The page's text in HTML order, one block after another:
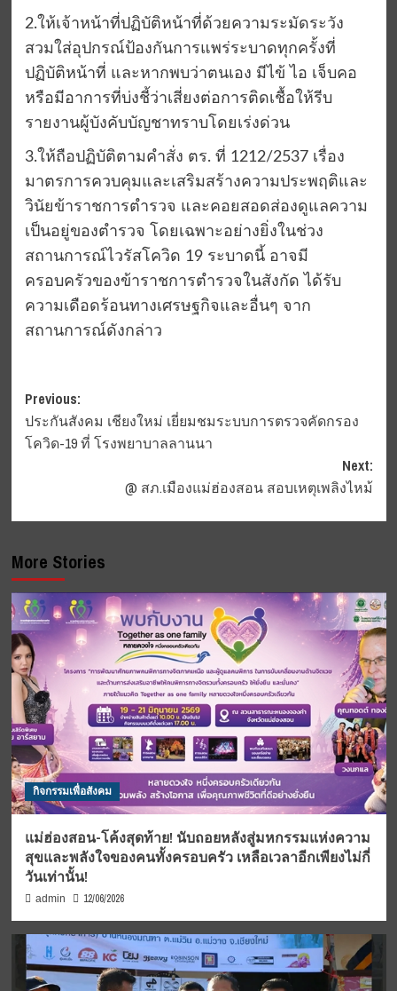
2.ให้เจ้าหน้าที่ปฏิบัติหน้าที่ด้วยความระมัดระวัง
สวมใส่อุปกรณ์ป้องกันการแพร่ระบาดทุกครั้งที่
ปฏิบัติหน้าที่ และหากพบว่าตนเอง มีไข้ ไอ เจ็บคอ
หรือมีอาการที่บ่งชี้ว่าเสี่ยงต่อการติดเชื้อให้รีบ
รายงานผู้บังคับบัญชาทราบโดยเร่งด่วน
3.ให้ถือปฏิบัติตามคำสั่ง ตร. ที่ 1212/2537 เรื่อง
มาตรการควบคุมและเสริมสร้างความประพฤติและ
วินัยข้าราชการตำรวจ และคอยสอดส่องดูแลความ
เป็นอยู่ของตำรวจ โดยเฉพาะอย่างยิ่งในช่วง
สถานการณ์ไวรัสโควิด 19 ระบาดนี้ อาจมี
ครอบครัวของข้าราชการตำรวจในสังกัด ได้รับ
ความเดือดร้อนทางเศรษฐกิจและอื่นๆ จาก
สถานการณ์ดังกล่าว
Post
navigation
Previous:
ประกันสังคม เชียงใหม่ เยี่ยมชมระบบการตรวจคัดกรอง
โควิด-19 ที่ โรงพยาบาลลานนา
Next:
@ สภ.เมืองแม่ฮ่องสอน สอบเหตุเพลิงไหม้
More Stories
กิจกรรมเพื่อสังคม
แม่ฮ่องสอน-โค้งสุดท้าย! นับถอยหลังสู่มหกรรมแห่งความ
สุขและพลังใจของคนทั้งครอบครัว เหลือเวลาอีกเพียงไม่กี่
วันเท่านั้น!
admin 12/06/2026